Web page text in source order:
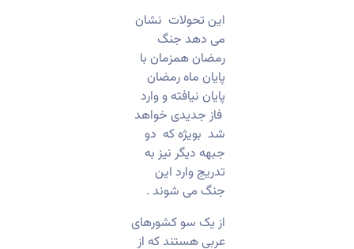
این تحولات نشان
می دهد جنگ
رمضان همزمان با
پایان ماه رمضان
پایان نیافته و وارد
فاز جدیدی خواهد
شد بویژه که دو
جبهه دیگر نیز به
تدریج وارد این
جنگ می شوند .
از یک سو کشورهای
عربی هستند که از